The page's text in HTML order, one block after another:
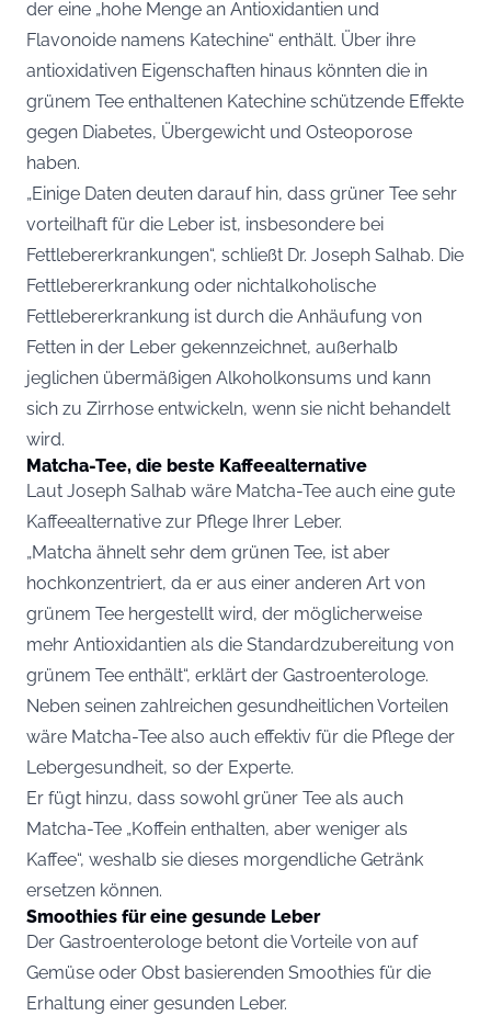
der eine „hohe Menge an Antioxidantien und
Flavonoide namens Katechine“ enthält. Über ihre
antioxidativen Eigenschaften hinaus könnten die in
grünem Tee enthaltenen Katechine schützende Effekte
gegen Diabetes, Übergewicht und Osteoporose
haben.
„Einige Daten deuten darauf hin, dass grüner Tee sehr
vorteilhaft für die Leber ist, insbesondere bei
Fettlebererkrankungen“, schließt Dr. Joseph Salhab. Die
Fettlebererkrankung oder nichtalkoholische
Fettlebererkrankung ist durch die Anhäufung von
Fetten in der Leber gekennzeichnet, außerhalb
jeglichen übermäßigen Alkoholkonsums und kann
sich zu Zirrhose entwickeln, wenn sie nicht behandelt
wird.
Matcha-Tee, die beste Kaffeealternative
Laut Joseph Salhab wäre Matcha-Tee auch eine gute
Kaffeealternative zur Pflege Ihrer Leber.
„Matcha ähnelt sehr dem grünen Tee, ist aber
hochkonzentriert, da er aus einer anderen Art von
grünem Tee hergestellt wird, der möglicherweise
mehr Antioxidantien als die Standardzubereitung von
grünem Tee enthält“, erklärt der Gastroenterologe.
Neben seinen zahlreichen gesundheitlichen Vorteilen
wäre Matcha-Tee also auch effektiv für die Pflege der
Lebergesundheit, so der Experte.
Er fügt hinzu, dass sowohl grüner Tee als auch
Matcha-Tee „Koffein enthalten, aber weniger als
Kaffee“, weshalb sie dieses morgendliche Getränk
ersetzen können.
Smoothies für eine gesunde Leber
Der Gastroenterologe betont die Vorteile von auf
Gemüse oder Obst basierenden Smoothies für die
Erhaltung einer gesunden Leber.